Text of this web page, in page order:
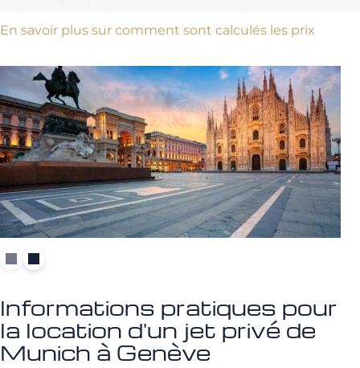
En savoir plus sur comment sont calculés les prix
Informations pratiques pour
la location d'un jet privé de
Munich à Genève